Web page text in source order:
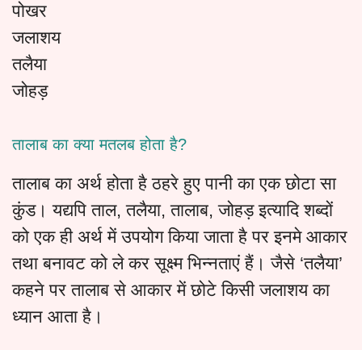
पोखर
जलाशय
तलैया
जोहड़
तालाब का क्या मतलब होता है?
तालाब का अर्थ होता है ठहरे हुए पानी का एक छोटा सा
कुंड। यद्यपि ताल, तलैया, तालाब, जोहड़ इत्यादि शब्दों
को एक ही अर्थ में उपयोग किया जाता है पर इनमे आकार
तथा बनावट को ले कर सूक्ष्म भिन्नताएं हैं। जैसे ‘तलैया’
कहने पर तालाब से आकार में छोटे किसी जलाशय का
ध्यान आता है।